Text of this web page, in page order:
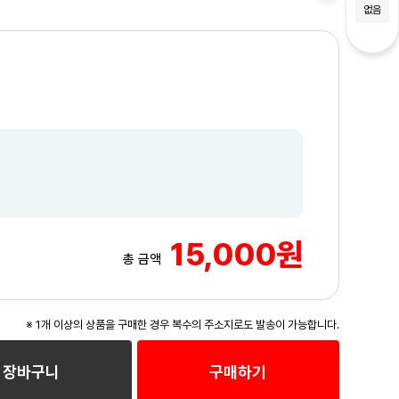
없음
총 금액 15,000원
※ 1개 이상의 상품을 구매한 경우 복수의 주소지로도 발송이 가능합니다.
장바구니 구매하기